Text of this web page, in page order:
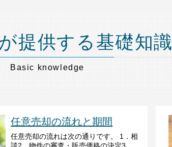
提供する基礎知識
Basic knowledge
任意売却の流れと期間
任意売却の流れは次の通りです。 1．相